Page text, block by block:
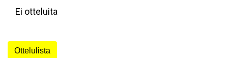
Ei otteluita
Ottelulista